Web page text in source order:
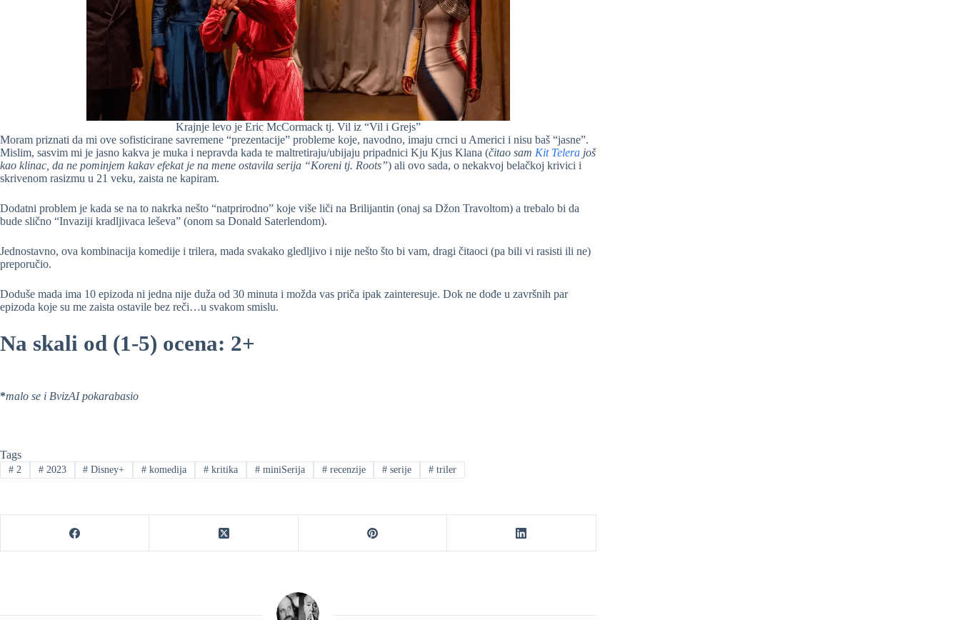
Krajnje levo je Eric McCormack tj. Vil iz “Vil i Grejs”
Moram priznati da mi ove sofisticirane savremene “prezentacije” probleme koje, navodno, imaju crnci u Americi i nisu baš “jasne”.
Mislim, sasvim mi je jasno kakva je muka i nepravda kada te maltretiraju/ubijaju pripadnici Kju Kjus Klana (čitao sam Kit Telera još
kao klinac, da ne pominjem kakav efekat je na mene ostavila serija “Koreni tj. Roots”) ali ovo sada, o nekakvoj belačkoj krivici i
skrivenom rasizmu u 21 veku, zaista ne kapiram.
Dodatni problem je kada se na to nakrka nešto “natprirodno” koje više liči na Brilijantin (onaj sa Džon Travoltom) a trebalo bi da
bude slično “Invaziji kradljivaca leševa” (onom sa Donald Saterlendom).
Jednostavno, ova kombinacija komedije i trilera, mada svakako gledljivo i nije nešto što bi vam, dragi čitaoci (pa bili vi rasisti ili ne)
preporučio.
Doduše mada ima 10 epizoda ni jedna nije duža od 30 minuta i možda vas priča ipak zainteresuje. Dok ne dođe u završnih par
epizoda koje su me zaista ostavile bez reči…u svakom smislu.
Na skali od (1-5) ocena: 2+
*malo se i BvizAI pokarabasio
Tags
#2 #2023 # Disney+ # komedija # kritika #miniSerija #recenzije # serije # triler